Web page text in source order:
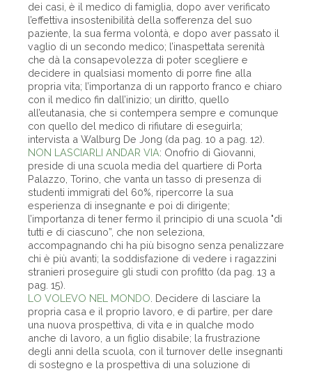
dei casi, è il medico di famiglia, dopo aver verificato
l’effettiva insostenibilità della sofferenza del suo
paziente, la sua ferma volontà, e dopo aver passato il
vaglio di un secondo medico; l’inaspettata serenità
che dà la consapevolezza di poter scegliere e
decidere in qualsiasi momento di porre fine alla
propria vita; l’importanza di un rapporto franco e chiaro
con il medico fin dall’inizio; un diritto, quello
all’eutanasia, che si contempera sempre e comunque
con quello del medico di rifiutare di eseguirla;
intervista a Walburg De Jong (da pag. 10 a pag. 12).
NON LASCIARLI ANDAR VIA: Onofrio di Giovanni,
preside di una scuola media del quartiere di Porta
Palazzo, Torino, che vanta un tasso di presenza di
studenti immigrati del 60%, ripercorre la sua
esperienza di insegnante e poi di dirigente;
l’importanza di tener fermo il principio di una scuola "di
tutti e di ciascuno”, che non seleziona,
accompagnando chi ha più bisogno senza penalizzare
chi è più avanti; la soddisfazione di vedere i ragazzini
stranieri proseguire gli studi con profitto (da pag. 13 a
pag. 15).
LO VOLEVO NEL MONDO . Decidere di lasciare la
propria casa e il proprio lavoro, e di partire, per dare
una nuova prospettiva, di vita e in qualche modo
anche di lavoro, a un figlio disabile; la frustrazione
degli anni della scuola, con il turnover delle insegnanti
di sostegno e la prospettiva di una soluzione di